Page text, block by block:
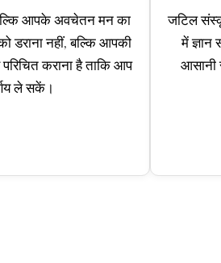
आपके अवचेतन मन का
डराना नहीं, बल्कि आपकी
कराना है ताकि आप
ले सकें।
जटिल
में ज्ञान